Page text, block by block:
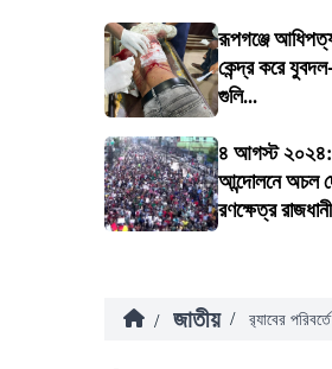
রূপগঞ্জে
কেন্দ্র করে
গুলি...
৪ আগস্ট
আন্দোলনে অচল
রণক্ষেত্র রাজধানী
/ জাতীয় / র‍্যাবের